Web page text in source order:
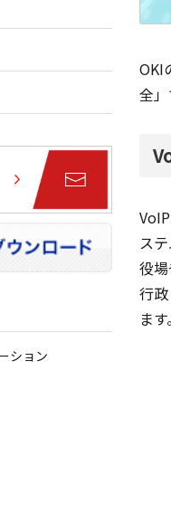
OKI
全
ステ
役
行
ます。
ション